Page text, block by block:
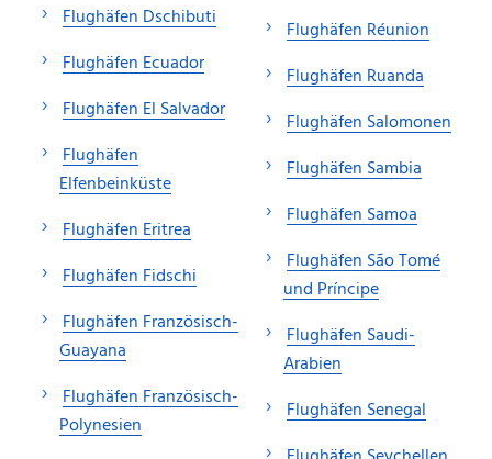
Flughäfen Dschibuti
Flughäfen Ecuador
Flughäfen El Salvador
Flughäfen
Elfenbeinküste
Flughäfen Eritrea
Flughäfen Fidschi
Flughäfen Französisch-
Guayana
Flughäfen Französisch-
Polynesien
Flughäfen Réunion
Flughäfen Ruanda
Flughäfen Salomonen
Flughäfen Sambia
Flughäfen Samoa
Flughäfen São Tomé
und Príncipe
Flughäfen Saudi-
Arabien
Flughäfen Senegal